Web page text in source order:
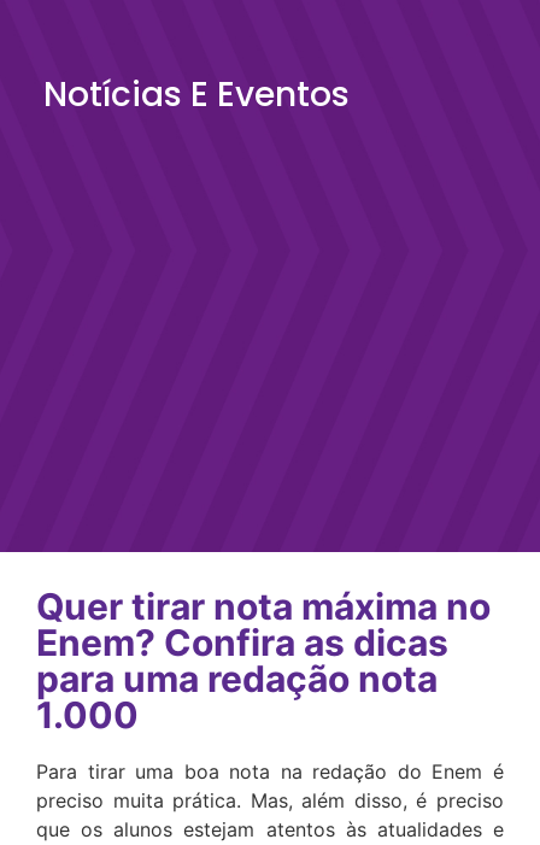
Notícias E Eventos
Quer tirar nota máxima no
Enem? Confira as dicas
para uma redação nota
1.000
Para tirar uma boa nota na redação do Enem é
preciso muita prática. Mas, além disso, é preciso
que os alunos estejam atentos às atualidades e